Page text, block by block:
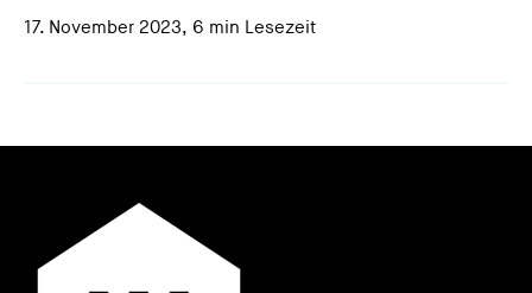
17. November 2023, 6 min Lesezeit